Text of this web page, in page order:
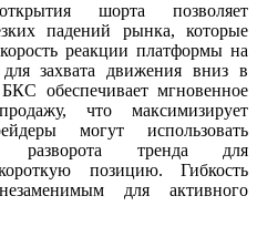
шорта позволяет
падений рынка, которые
реакции платформы на
захвата движения вниз в
обеспечивает мгновенное
что максимизирует
могут использовать
разворота тренда для
позицию. Гибкость
для активного